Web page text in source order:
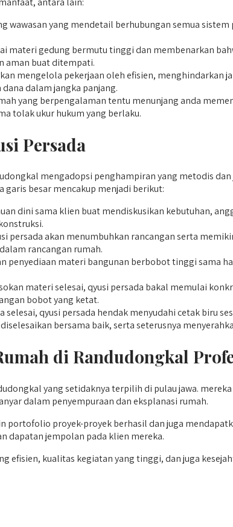
wawasan yang mendetail berhubungan semua
materi gedung bermutu tinggi dan membenarkan
aman buat ditempati.
mengelola pekerjaan oleh efisien, menghindarkan
dalam jangka panjang.
yang berpengalaman tentu menunjang anda
tolak ukur hukum yang berlaku.
Persada
mengadopsi penghampiran yang metodis
besar mencakup menjadi berikut:
dini sama klien buat mendiskusikan kebutuhan,
persada akan menumbuhkan rancangan serta
rancangan rumah.
penyediaan materi bangunan berbobot tinggi
materi selesai, qyusi persada bakal memulai
bobot yang ketat.
selesai, qyusi persada hendak menyudahi cetak biru
bersama baik, serta seterusnya
di Randudongkal
yang setidaknya terpilih di pulau jawa.
dalam penyempuraan dan eksplanasi rumah.
portofolio proyek-proyek berhasil dan juga
dapatan jempolan pada klien mereka.
efisien, kualitas kegiatan yang tinggi, dan juga